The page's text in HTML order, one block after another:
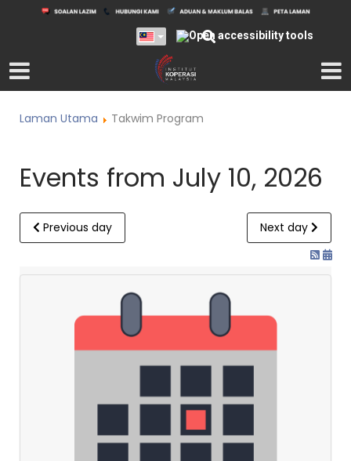
Laman Utama Takwim Program
Events from July 10, 2026
Previous day Next day